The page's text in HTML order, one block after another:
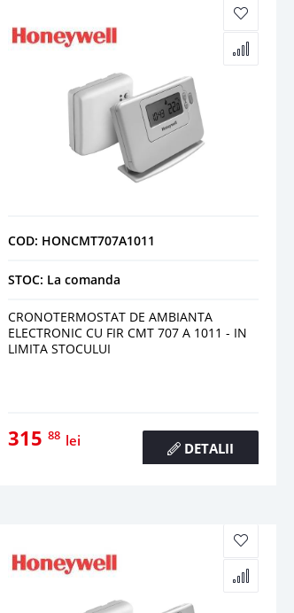
COD: HONCMT707A1011
STOC: La comanda
CRONOTERMOSTAT DE AMBIANTA
ELECTRONIC CU FIR CMT 707 A 1011 - IN
LIMITA STOCULUI
31588 lei DETALII